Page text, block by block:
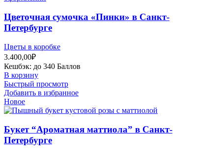
Цветочная сумочка «Пинки» в Санкт-
Петербурге
Цветы в коробке
3.400,00₽
Кешбэк: до 340 Баллов
В корзину
Быстрый просмотр
Добавить в избранное
Новое
Букет “Ароматная маттиола” в Санкт-
Петербурге